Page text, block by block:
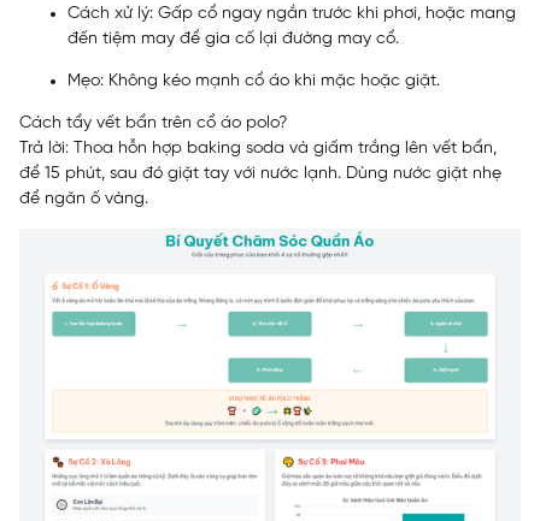
Cách xử lý: Gấp cổ ngay ngắn trước khi phơi, hoặc mang
đến tiệm may để gia cố lại đường may cổ.
Mẹo: Không kéo mạnh cổ áo khi mặc hoặc giặt.
Cách tẩy vết bẩn trên cổ áo polo?
Trả lời: Thoa hỗn hợp baking soda và giấm trắng lên vết bẩn,
để 15 phút, sau đó giặt tay với nước lạnh. Dùng nước giặt nhẹ
để ngăn ố vàng.